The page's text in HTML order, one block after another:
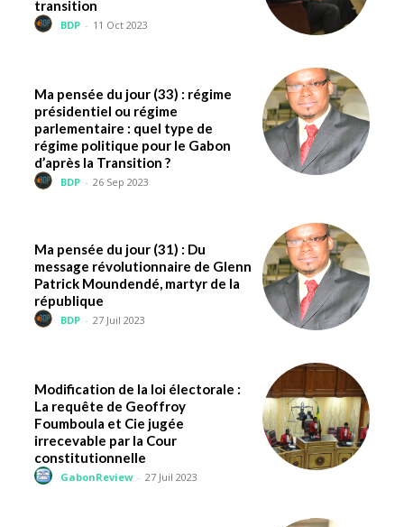
transition
BDP - 11 Oct 2023
Ma pensée du jour (33) : régime
présidentiel ou régime
parlementaire : quel type de
régime politique pour le Gabon
d’après la Transition ?
BDP - 26 Sep 2023
Ma pensée du jour (31) : Du
message révolutionnaire de Glenn
Patrick Moundendé, martyr de la
république
BDP - 27 Juil 2023
Modification de la loi électorale :
La requête de Geoffroy
Foumboula et Cie jugée
irrecevable par la Cour
constitutionnelle
GabonReview - 27 Juil 2023